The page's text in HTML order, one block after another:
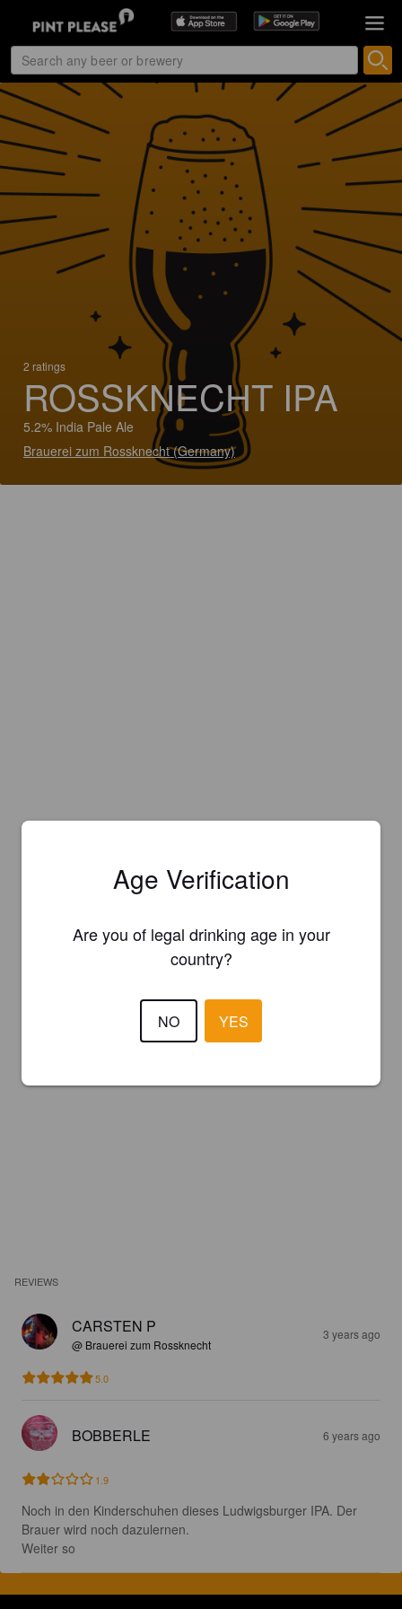
2 ratings
ROSSKNECHT IPA
5.2% India Pale Ale
Brauerei zum Rossknecht (Germany)
REVIEWS
CARSTEN P
@ Brauerei zum Rossknecht
3 years ago
5.0
BOBBERLE 6 years ago
1.9
Noch in den Kinderschuhen dieses Ludwigsburger IPA. Der
Brauer wird noch dazulernen.
Weiter so
Age Verification
Are you of legal drinking age in your
country?
NO YES